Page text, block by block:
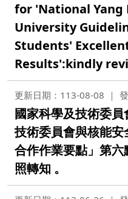
for 'National Yang
University
Students'
Results':kindly
更新日期：113-08-08
國家科學及技術委
技術委員會與核能
合作作業要點」第
照轉知 。